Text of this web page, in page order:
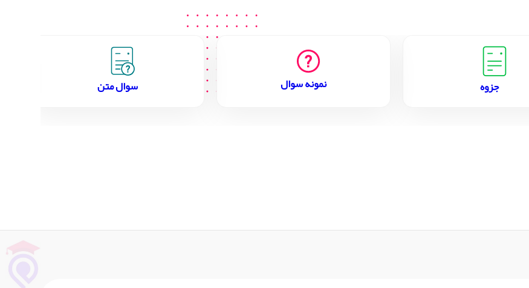
جزوه نمونه سوال سوال متن